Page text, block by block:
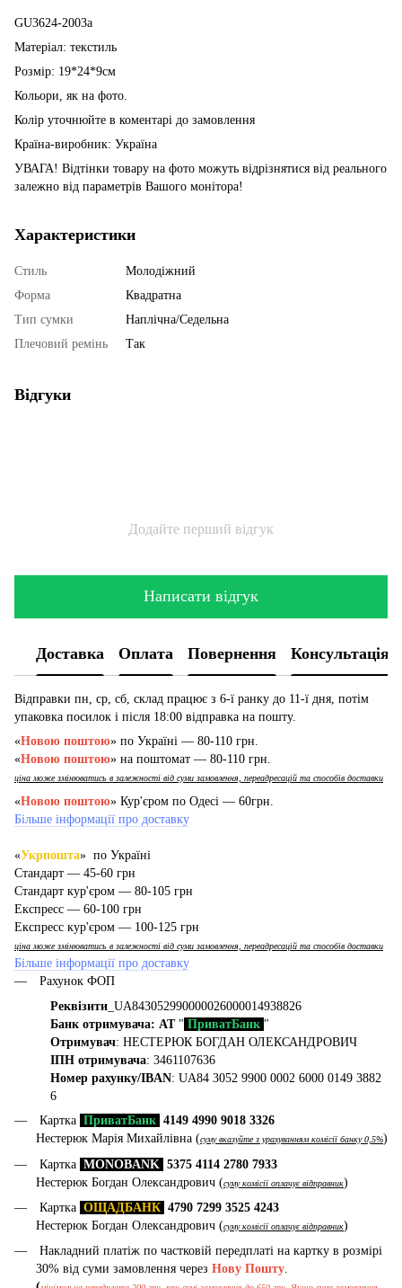
GU3624-2003a
Матеріал: текстиль
Розмір: 19*24*9см
Кольори, як на фото.
Колір уточнюйте в коментарі до замовлення
Країна-виробник: Україна
УВАГА! Відтінки товару на фото можуть відрізнятися від реального
залежно від параметрів Вашого монітора!
Характеристики
Стиль
Молодіжний
Форма
Квадратна
Тип сумки
Наплічна/Седельна
Плечовий ремінь
Так
Відгуки
Додайте перший відгук
Написати відгук
Доставка Оплата Повернення Консультація
Відправки пн, ср, сб, склад працює з 6-ї ранку до 11-ї дня, потім
упаковка посилок і після 18:00 відправка на пошту.
«Новою поштою» по Україні — 80-110 грн.
«Новою поштою» на поштомат — 80-110 грн.
ціна може змінюватись в залежності від суми замовлення, переадресацій та способів доставки
«Новою поштою» Кур'єром по Одесі — 60грн.
Більше інформації про доставку
«Укрпошта» по Україні
Стандарт — 45-60 грн
Стандарт кур'єром — 80-105 грн
Експресс — 60-100 грн
Експресс кур'єром — 100-125 грн
ціна може змінюватись в залежності від суми замовлення, переадресацій та способів доставки
Більше інформації про доставку
Рахунок ФОП
Реквізити _UA843052990000026000014938826
Банк отримувача: АТ" ПриватБанк "
Отримувач: НЕСТЕРЮК БОГДАН ОЛЕКСАНДРОВИЧ
ІПН отримувача: 3461107636
Номер рахунку/IBAN: UA84 3052 9900 0002 6000 0149 3882
6
Картка ПриватБанк 4149 4990 9018 3326
Нестерюк Марія Михайлівна (суму вказуйте з урахуванням комісії банку 0,5%)
Картка MONOBANK 5375 4114 2780 7933
Нестерюк Богдан Олександрович (суму комісії оплачує відправник)
Картка ОЩАДБАНК 4790 7299 3525 4243
Нестерюк Богдан Олександрович (суму комісії оплачує відправник)
Накладний платіж по частковій передплаті на картку в розмірі
30% від суми замовлення через Нову Пошту.